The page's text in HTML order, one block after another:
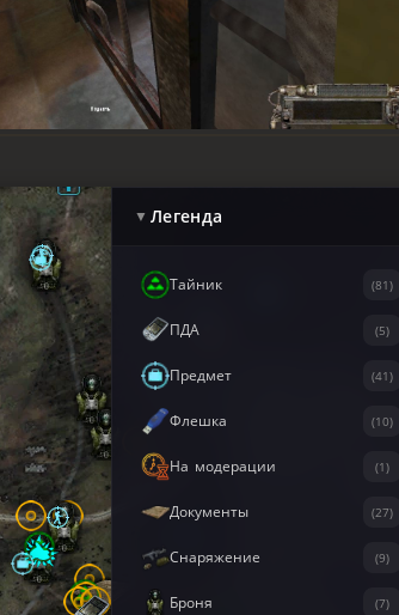
▼ Легенда
Тайник (81)
ПДА (5)
Предмет (41)
Флешка (10)
На модерации (1)
Документы (27)
Снаряжение (9)
Броня (7)